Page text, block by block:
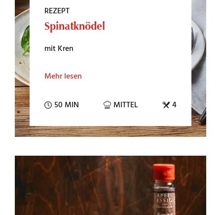
REZEPT
Spinatknödel
mit Kren
Mehr lesen
50 MIN MITTEL 4